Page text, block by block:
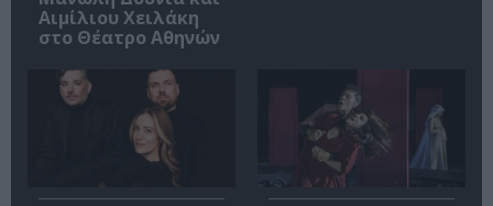
Αιμίλιου Χειλάκη
στο Θέατρο Αθηνών